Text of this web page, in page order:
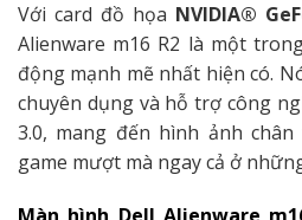
Với card đồ họa NVIDIA®
Alienware m16 R2 là một
động mạnh mẽ nhất hiện có.
chuyên dụng và hỗ trợ công
3.0, mang đến hình ảnh
game mượt mà ngay cả ở